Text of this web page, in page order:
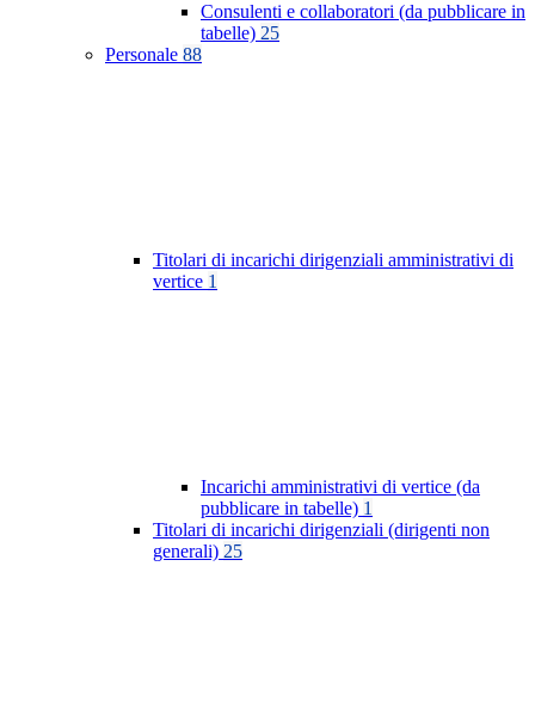
Consulenti e collaboratori (da pubblicare in
tabelle) 25
Personale 88
Titolari di incarichi dirigenziali amministrativi di
vertice 1
Incarichi amministrativi di vertice (da
pubblicare in tabelle) 1
Titolari di incarichi dirigenziali (dirigenti non
generali) 25